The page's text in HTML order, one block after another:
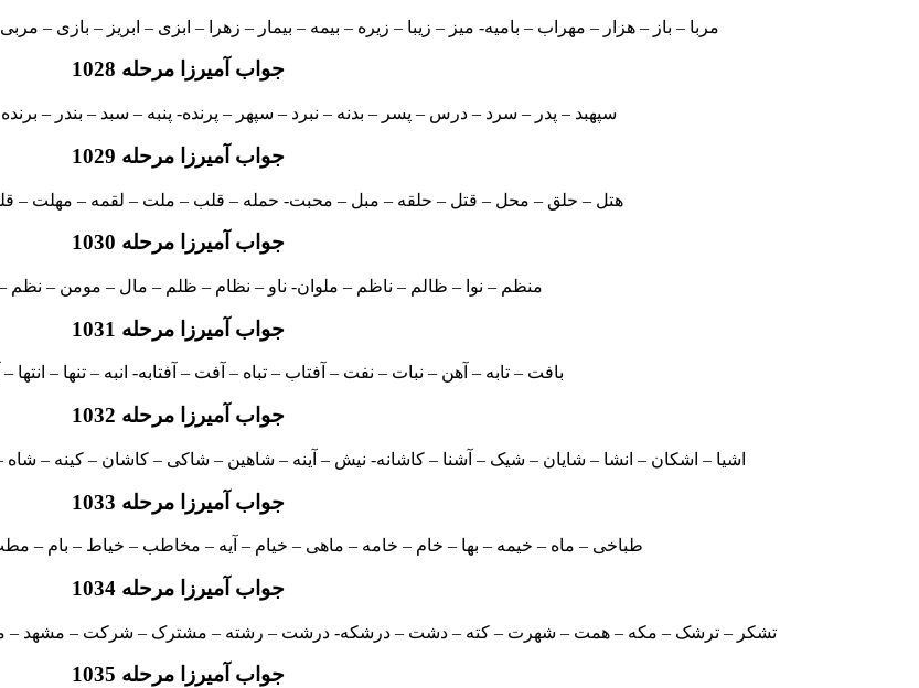
مربا – باز – هزار – مهراب – بامیه- میز – زیبا – زیره – بیمه – بیمار – زهرا – ابزی – ابریز – بازی –
جواب آمیرزا مرحله 1028
سپهبد – پدر – سرد – درس – پسر – بدنه – نبرد – سپهر – پرنده- پنبه – سبد – بندر –
جواب آمیرزا مرحله 1029
هتل – حلق – محل – قتل – حلقه – مبل – محبت- حمله – قلب – ملت – لقمه – مهلت –
جواب آمیرزا مرحله 1030
منظم – نوا – ظالم – ناظم – ملوان- ناو – نظام – ظلم – مال – مومن – نظم
جواب آمیرزا مرحله 1031
بافت – تابه – آهن – نبات – نفت – آفتاب – تباه – آفت – آفتابه- انبه – تنها –
جواب آمیرزا مرحله 1032
اشیا – اشکان – انشا – شایان – شیک – آشنا – کاشانه- نیش – آینه – شاهین – شاکی – کاشان – کینه –
جواب آمیرزا مرحله 1033
طباخی – ماه – خیمه – بها – خام – خامه – ماهی – خیام – آیه – مخاطب – خیاط – بام –
جواب آمیرزا مرحله 1034
تشکر – ترشک – مکه – همت – شهرت – کته – دشت – درشکه- درشت – رشته – مشترک – شرکت – مشهد –
جواب آمیرزا مرحله 1035